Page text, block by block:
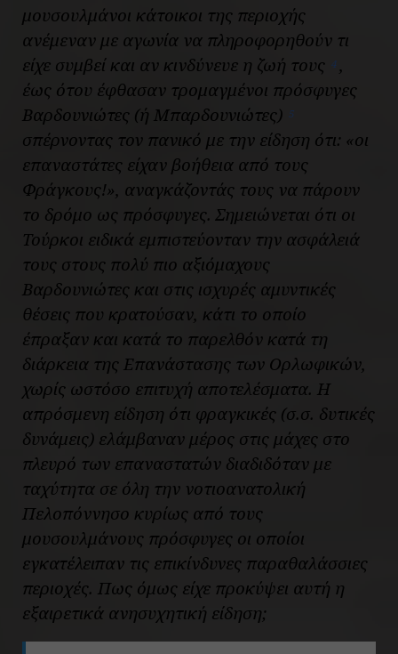
μουσουλμάνοι κάτοικοι της περιοχής
ανέμεναν με αγωνία να πληροφορηθούν τι
είχε συμβεί και αν κινδύνευε η ζωή τους 4 ,
έως ότου έφθασαν τρομαγμένοι πρόσφυγες
Βαρδουνιώτες (ή Μπαρδουνιώτες) 5
σπέρνοντας τον πανικό με την είδηση ότι: «οι
επαναστάτες είχαν βοήθεια από τους
Φράγκους!», αναγκάζοντάς τους να πάρουν
το δρόμο ως πρόσφυγες. Σημειώνεται ότι οι
Τούρκοι ειδικά εμπιστεύονταν την ασφάλειά
τους στους πολύ πιο αξιόμαχους
Βαρδουνιώτες και στις ισχυρές αμυντικές
θέσεις που κρατούσαν, κάτι το οποίο
έπραξαν και κατά το παρελθόν κατά τη
διάρκεια της Επανάστασης των Ορλωφικών,
χωρίς ωστόσο επιτυχή αποτελέσματα. Η
απρόσμενη είδηση ότι φραγκικές (σ.σ. δυτικές
δυνάμεις) ελάμβαναν μέρος στις μάχες στο
πλευρό των επαναστατών διαδιδόταν με
ταχύτητα σε όλη την νοτιοανατολική
Πελοπόννησο κυρίως από τους
μουσουλμάνους πρόσφυγες οι οποίοι
εγκατέλειπαν τις επικίνδυνες παραθαλάσσιες
περιοχές. Πως όμως είχε προκύψει αυτή η
εξαιρετικά ανησυχητική είδηση;